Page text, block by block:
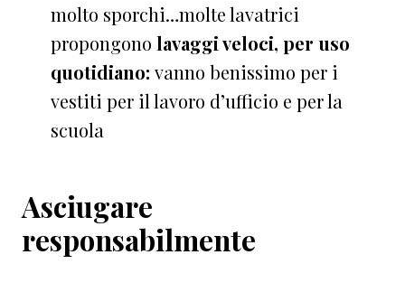
molto sporchi…molte lavatrici
propongono lavaggi veloci, per uso
quotidiano: vanno benissimo per i
vestiti per il lavoro d’ufficio e per la
scuola
Asciugare
responsabilmente